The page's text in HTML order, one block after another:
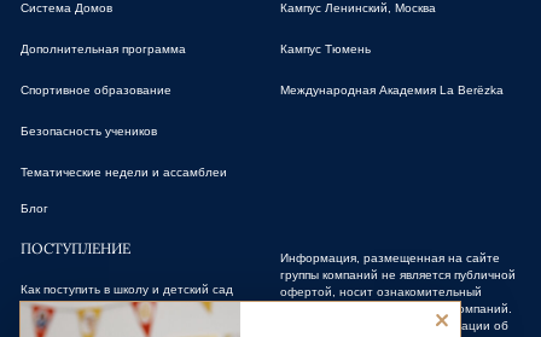
Система Домов
Дополнительная программа
Спортивное образование
Безопасность учеников
Тематические недели и ассамблеи
Блог
Кампус Ленинский, Москва
Кампус Тюмень
Международная Академия La Berёzka
ПОСТУПЛЕНИЕ
Как поступить в школу и детский сад
Стоимость обучения
Информация, размещенная на сайте
группы компаний не является публичной
офертой, носит ознакомительный
характер о сети школ группы компаний.
Для получения точной информации об